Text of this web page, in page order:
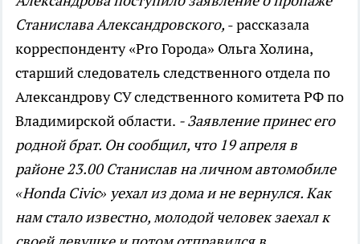
Станислава Александровского, - рассказала
корреспонденту «Pro Города» Ольга Холина,
старший следователь следственного отдела по
Александрову СУ следственного комитета РФ по
Владимирской области. - Заявление принес его
родной брат. Он сообщил, что 19 апреля в
районе 23.00 Станислав на личном автомобиле
«Honda Civic» уехал из дома и не вернулся. Как
нам стало известно, молодой человек заехал к